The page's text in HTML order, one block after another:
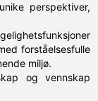
perspektiver,
forståelsesfulle
miljø.
og vennskap